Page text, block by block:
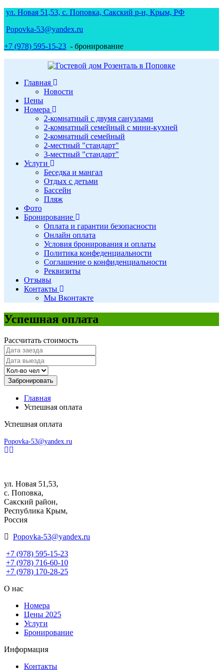
ул. Новая 51,53, с. Поповка, Сакский р-н, Крым, РФ
Popovka-53@yandex.ru
+7 (978) 595-15-23 - бронирование
Главная
Новости
Цены
Номера
2-комнатный с двумя санузлами
2-комнатный семейный с мини-кухней
2-комнатный семейный
2-местный "стандарт"
3-местный "стандарт"
Услуги
Беседка и мангал
Отдых с детьми
Бассейн
Пляж
Фото
Бронирование
Оплата и гарантии безопасности
Онлайн оплата
Условия бронирования и оплаты
Политика конфеденциальности
Соглашение о конфиденциальности
Реквизиты
Отзывы
Контакты
Мы Вконтакте
Успешная оплата
Рассчитать стоимость
Забронировать
Главная
Успешная оплата
Успешная оплата
Popovka-53@yandex.ru
ул. Новая 51,53,
с. Поповка,
Сакский район,
Республика Крым,
Россия
Popovka-53@yandex.ru
+7 (978) 595-15-23
+7 (978) 716-60-10
+7 (978) 170-28-25
О нас
Номера
Цены 2025
Услуги
Бронирование
Информация
Контакты